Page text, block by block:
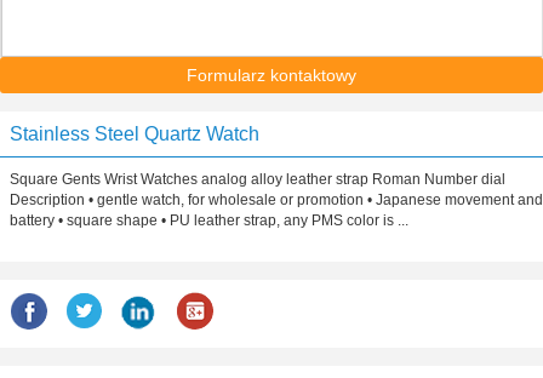
Formularz kontaktowy
Stainless Steel Quartz Watch
Square Gents Wrist Watches analog alloy leather strap Roman Number dial
Description • gentle watch, for wholesale or promotion • Japanese movement and
battery • square shape • PU leather strap, any PMS color is ...